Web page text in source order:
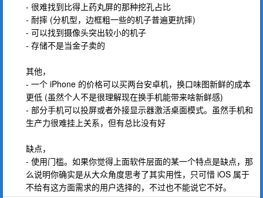
- 很难找到比得上药丸屏的那种挖孔占比
- 耐摔 (分机型，边框粗一些的机子普遍更抗摔)
- 可以找到摄像头突出较小的机子
- 存储不是当金子卖的
其他，
- 一个 iPhone 的价格可以买两台安卓机，换口味图新鲜的成本
更低 (虽然个人不是很理解现在换手机能带来啥新鲜感)
- 部分手机可以投屏或者外接显示器激活桌面模式。虽然手机和
生产力很难挂上关系，但有总比没有好
缺点，
- 使用门槛。如果你觉得上面软件层面的某一个特点是缺点，那
么说明你确实是从大众角度思考了其实用性，只可惜 iOS 属于
不给有这方面需求的用户选择的，不过也不能说它不好。